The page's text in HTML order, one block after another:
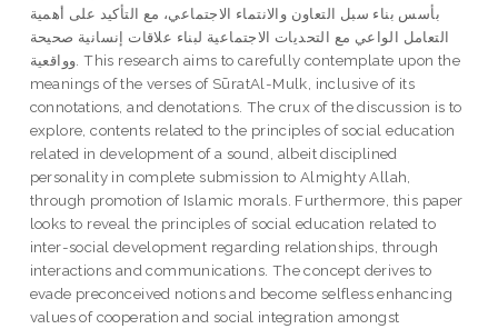
بأسس بناء سبل التعاون والانتماء الاجتماعي، مع التأكيد على أهمية
التعامل الواعي مع التحديات الاجتماعية لبناء علاقات إنسانية صحيحة
وواقعية. This research aims to carefully contemplate upon the
meanings of the verses of SūratAl-Mulk, inclusive of its
connotations, and denotations. The crux of the discussion is to
explore, contents related to the principles of social education
related in development of a sound, albeit disciplined
personality in complete submission to Almighty Allah,
through promotion of Islamic morals. Furthermore, this paper
looks to reveal the principles of social education related to
inter-social development regarding relationships, through
interactions and communications. The concept derives to
evade preconceived notions and become selfless enhancing
values of cooperation and social integration amongst